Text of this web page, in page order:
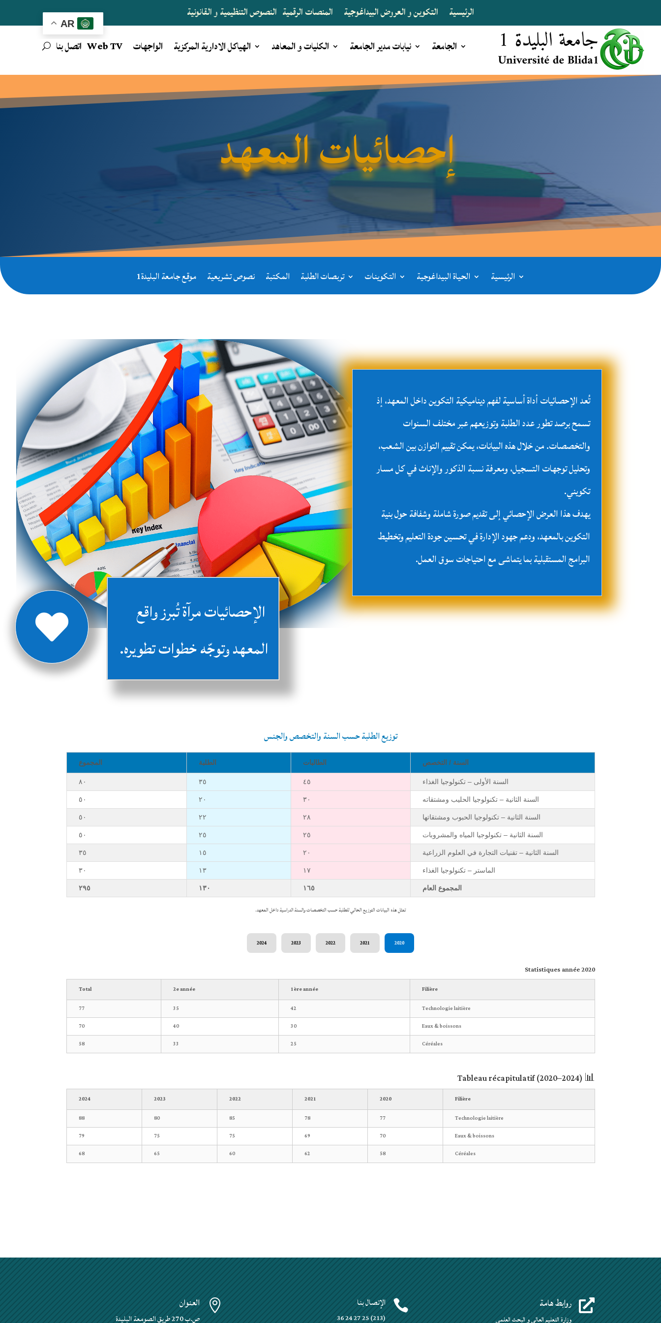
AR
الرئيسية التكوين و العروض البيداغوجية المنصات الرقمية النصوص التنظيمية و القانونية
الجامعة نيابات مدير الجامعة الكليات و المعاهد الهياكل الادارية المركزية الواجهات Web TV اتصل بنا
إحصائيات المعهد
الرئيسية الحياة البيداغوجية التكوينات تربصات الطلبة المكتبة نصوص تشريعية موقع جامعة البليدة1
الإحصائيات مرآة تُبرز واقع
المعهد وتوجّه خطوات تطويره.

تُعد الإحصائيات أداة أساسية لفهم ديناميكية التكوين داخل المعهد، إذ
تسمح برصد تطور عدد الطلبة وتوزيعهم عبر مختلف السنوات
والتخصصات. من خلال هذه البيانات، يمكن تقييم التوازن بين الشعب،
وتحليل توجهات التسجيل، ومعرفة نسبة الذكور والإناث في كل مسار
تكويني.
يهدف هذا العرض الإحصائي إلى تقديم صورة شاملة وشفافة حول بنية
التكوين بالمعهد، ودعم جهود الإدارة في تحسين جودة التعليم وتخطيط
البرامج المستقبلية بما يتماشى مع احتياجات سوق العمل.
توزيع الطلبة حسب السنة والتخصص والجنس
السنة / التخصص الطالبات الطلبة المجموع
السنة الأولى – تكنولوجيا الغذاء ٤٥ ٣٥ ٨٠
السنة الثانية – تكنولوجيا الحليب ومشتقاته ٣٠ ٢٠ ٥٠
السنة الثانية – تكنولوجيا الحبوب ومشتقاتها ٢٨ ٢٢ ٥٠
السنة الثانية – تكنولوجيا المياه والمشروبات ٢٥ ٢٥ ٥٠
السنة الثانية – تقنيات التجارة في العلوم الزراعية ٢٠ ١٥ ٣٥
الماستر – تكنولوجيا الغذاء ١٧ ١٣ ٣٠
المجموع العام ١٦٥ ١٣٠ ٢٩٥
تمثل هذه البيانات التوزيع الحالي للطلبة حسب التخصصات والسنة الدراسية داخل المعهد.
2020
2021
2022
2023
2024
Statistiques année 2020
Filière
1ère année
2e année
Total
Technologie laitière
42
35
77
Eaux & boissons
30
40
70
Céréales
25
33
58
📊 Tableau récapitulatif (2020–2024)
Filière
2020
2021
2022
2023
2024
Technologie laitière
77
78
85
80
88
Eaux & boissons
70
69
75
75
79
Céréales
58
62
60
65
68
 العنوان
ص.ب 270 طريق الصومعة البليدة
 الإتصال بنا
(213) 25 27 24 36
 روابط هامة
وزارة التعليم العالي و البحث العلمي